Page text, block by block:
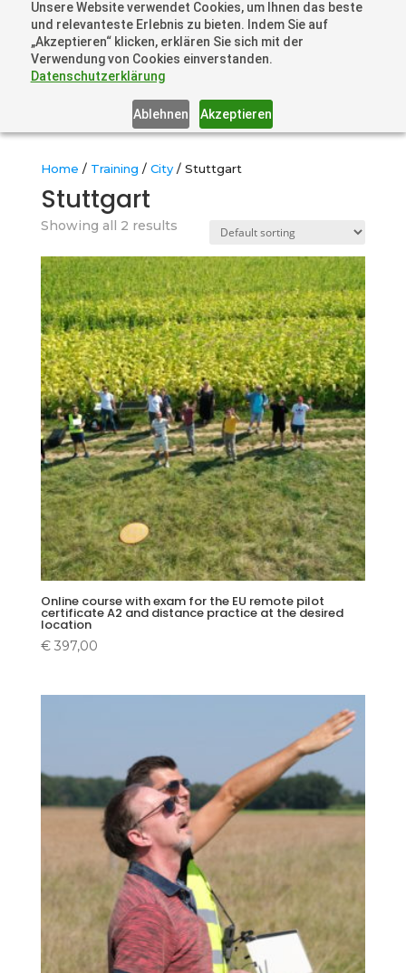
Unsere Website verwendet Cookies, um Ihnen das beste
und relevanteste Erlebnis zu bieten. Indem Sie auf
„Akzeptieren“ klicken, erklären Sie sich mit der
Verwendung von Cookies einverstanden.
Datenschutzerklärung
Ablehnen Akzeptieren
+41 44505 6667 oder +49 157 3598 0006
info@dronelions.academy
Home / Training / City/ Stuttgart
Stuttgart
Showing all 2 results
Online course with exam for the EU remote pilot
certificate A2 and distance practice at the desired
location
€397,00